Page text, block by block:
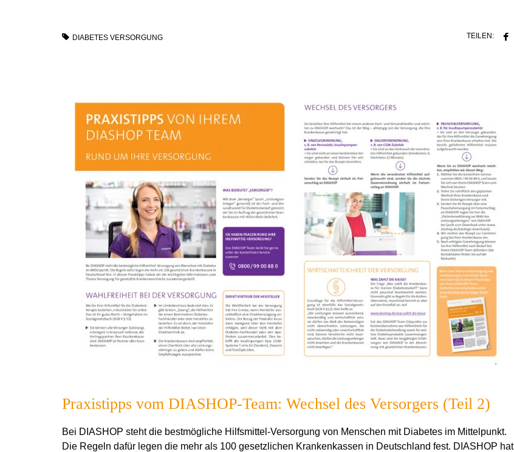
DIABETES VERSORGUNG TEILEN:
Praxistipps vom DIASHOP-Team: Wechsel des Versorgers (Teil 2)
Bei DIASHOP steht die bestmögliche Hilfsmittel-Versorgung von Menschen mit Diabetes im Mittelpunkt.
Die Regeln dafür legen die mehr als 100 gesetzlichen Krankenkassen in Deutschland fest. DIASHOP hat